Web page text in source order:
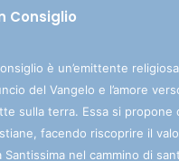
Consiglio
è un’emittente
del Vangelo e l’amore
sulla terra. Essa si propone
facendo riscoprire il
Santissima nel cammino di